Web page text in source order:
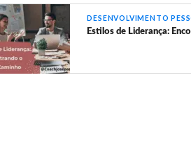
DESENVOLVIMENTO
Estilos de Liderança: